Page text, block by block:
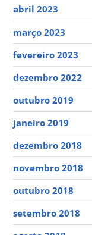
abril 2023
março 2023
fevereiro 2023
dezembro 2022
outubro 2019
janeiro 2019
dezembro 2018
novembro 2018
outubro 2018
setembro 2018